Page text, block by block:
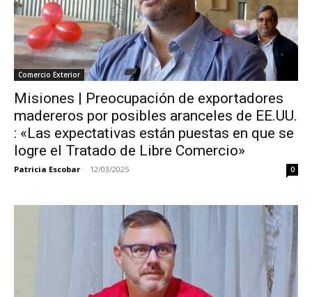
Comercio Exterior
Misiones | Preocupación de exportadores
madereros por posibles aranceles de EE.UU.
: «Las expectativas están puestas en que se
logre el Tratado de Libre Comercio»
Patricia Escobar - 12/03/2025 0